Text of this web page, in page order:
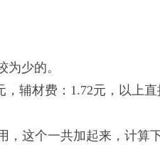
少的。
辅材费：1.72元，以上直
这个一共加起来，计算